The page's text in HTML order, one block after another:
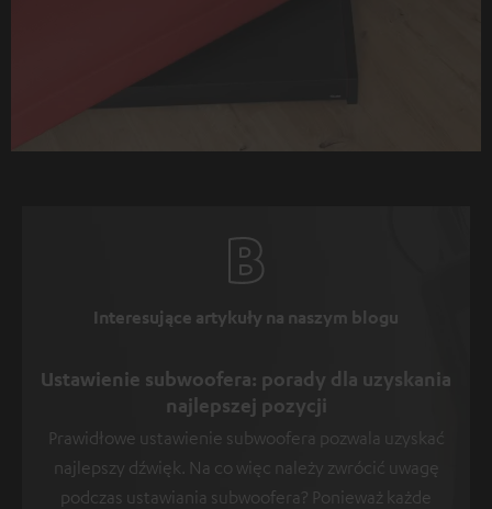
Interesujące artykuły na naszym blogu
Ustawienie subwoofera: porady dla uzyskania
najlepszej pozycji
Prawidłowe ustawienie subwoofera pozwala uzyskać
najlepszy dźwięk. Na co więc należy zwrócić uwagę
podczas ustawiania subwoofera? Ponieważ każde